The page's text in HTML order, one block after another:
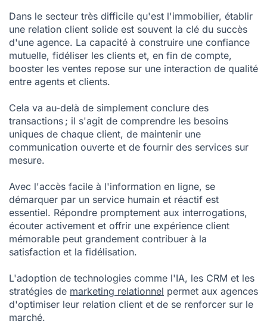
FAQ sur la relation client dans l'immobilier
Dans le secteur très difficile qu'est l'immobilier, établir
une relation client solide est souvent la clé du succès
d'une agence. La capacité à construire une confiance
mutuelle, fidéliser les clients et, en fin de compte,
booster les ventes repose sur une interaction de qualité
entre agents et clients.
Cela va au-delà de simplement conclure des
transactions ; il s'agit de comprendre les besoins
uniques de chaque client, de maintenir une
communication ouverte et de fournir des services sur
mesure.
Avec l'accès facile à l'information en ligne, se
démarquer par un service humain et réactif est
essentiel. Répondre promptement aux interrogations,
écouter activement et offrir une expérience client
mémorable peut grandement contribuer à la
satisfaction et la fidélisation.
L'adoption de technologies comme l'IA, les CRM et les
stratégies de marketing relationnel permet aux agences
d'optimiser leur relation client et de se renforcer sur le
marché.